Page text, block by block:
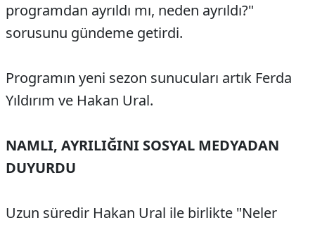
programdan ayrıldı mı, neden ayrıldı?"
sorusunu gündeme getirdi.
Programın yeni sezon sunucuları artık Ferda
Yıldırım ve Hakan Ural.
NAMLI, AYRILIĞINI SOSYAL MEDYADAN
DUYURDU
Uzun süredir Hakan Ural ile birlikte "Neler